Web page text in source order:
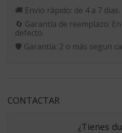
🚚 Envío rápido: de 4 a 7 días.
🔄 Garantía de reemplazo:
defecto.
🛡️ Garantía: 2 o más segun
CONTACTAR
¿Tienes